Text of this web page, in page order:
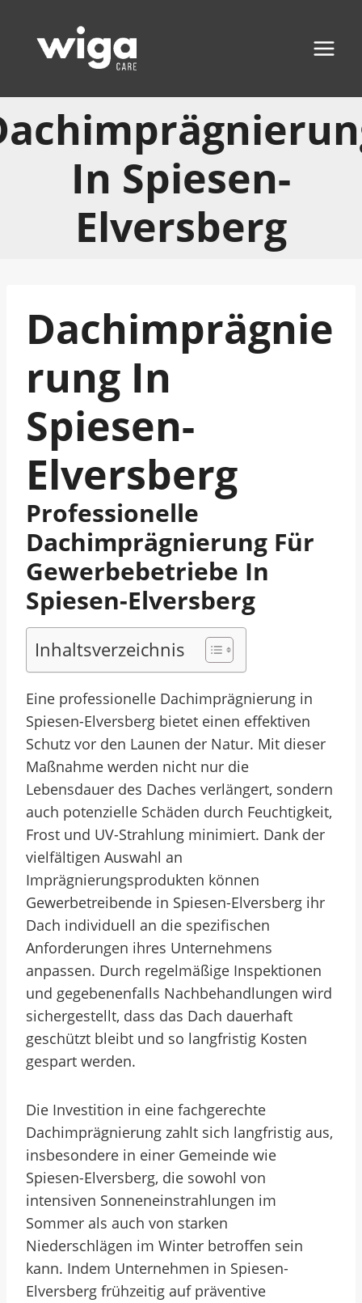
Inhalt
springen
In Spiesen-
Elversberg
Dachimprägnie
Rung In
Spiesen-
Elversberg
Professionelle
Dachimprägnierung Für
Gewerbebetriebe In
Spiesen-Elversberg
Inhaltsverzeichnis
Eine professionelle Dachimprägnierung in
Spiesen-Elversberg bietet einen effektiven
Schutz vor den Launen der Natur. Mit dieser
Maßnahme werden nicht nur die
Lebensdauer des Daches verlängert, sondern
auch potenzielle Schäden durch Feuchtigkeit,
Frost und UV-Strahlung minimiert. Dank der
vielfältigen Auswahl an
Imprägnierungsprodukten können
Gewerbetreibende in Spiesen-Elversberg ihr
Dach individuell an die spezifischen
Anforderungen ihres Unternehmens
anpassen. Durch regelmäßige Inspektionen
und gegebenenfalls Nachbehandlungen wird
sichergestellt, dass das Dach dauerhaft
geschützt bleibt und so langfristig Kosten
gespart werden.
Die Investition in eine fachgerechte
Dachimprägnierung zahlt sich langfristig aus,
insbesondere in einer Gemeinde wie
Spiesen-Elversberg, die sowohl von
intensiven Sonneneinstrahlungen im
Sommer als auch von starken
Niederschlägen im Winter betroffen sein
kann. Indem Unternehmen in Spiesen-
Elversberg frühzeitig auf präventive